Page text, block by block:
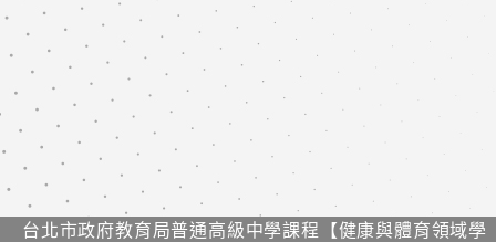
台北市政府教育局普通高級中學課程​【健康與體育領域學